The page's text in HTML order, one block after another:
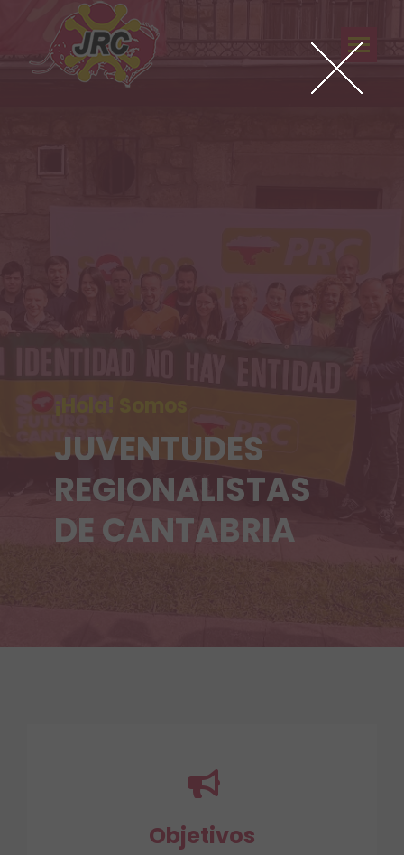
JUVENTUDES
REGIONALISTAS
DE CANTABRIA
Objetivos